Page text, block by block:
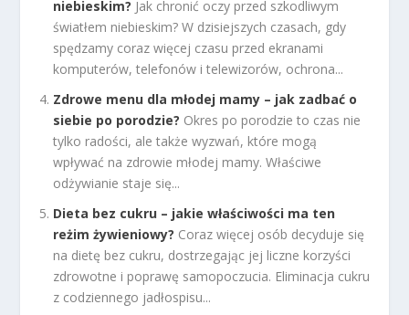
niebieskim? Jak chronić oczy przed szkodliwym
światłem niebieskim? W dzisiejszych czasach, gdy
spędzamy coraz więcej czasu przed ekranami
komputerów, telefonów i telewizorów, ochrona...
Zdrowe menu dla młodej mamy – jak zadbać o
siebie po porodzie? Okres po porodzie to czas nie
tylko radości, ale także wyzwań, które mogą
wpływać na zdrowie młodej mamy. Właściwe
odżywianie staje się...
Dieta bez cukru – jakie właściwości ma ten
reżim żywieniowy? Coraz więcej osób decyduje się
na dietę bez cukru, dostrzegając jej liczne korzyści
zdrowotne i poprawę samopoczucia. Eliminacja cukru
z codziennego jadłospisu...